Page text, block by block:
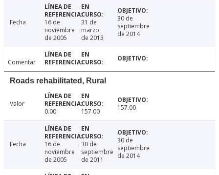
Fecha
16 de
noviembre
de 2005
31 de
marzo
de 2013
30 de
septiembre
de 2014
Comentar
Roads rehabilitated, Rural
Valor
0.00
157.00 157.00
Fecha
16 de
noviembre
de 2005
30 de
septiembre
de 2011
30 de
septiembre
de 2014